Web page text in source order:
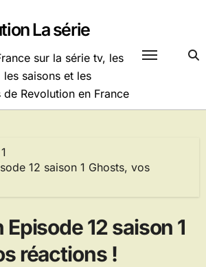
La série
sur la série tv, les
saisons et les
Revolution en France
12 saison 1 Ghosts, vos
12 saison 1
réactions !